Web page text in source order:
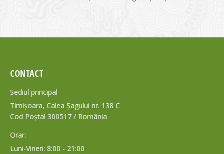
CONTACT
Sediul principal
Timișoara, Calea Șagului nr. 138 C
Cod Poștal 300517 / România
Orar:
Luni-Vineri: 8:00 - 21:00